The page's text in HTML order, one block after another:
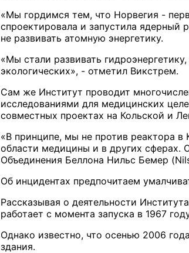
«Мы гордимся тем, что Норвегия -
спроектировала и запустила ядерный
не развивать атомную энергетику.
«Мы стали развивать
экологических», - отметил Викстрем.
Сам же Институт проводит
исследованиями для медицинских
совместных проектах на Кольской и
«В принципе, мы не против реактора в
области медицины и в других сферах.
Объединения Беллона Нильс Бемер
Об инцидентах предпочитаем
Рассказывая о деятельности
работает с момента запуска в 1967
Однако известно, что осенью 2006
здания.